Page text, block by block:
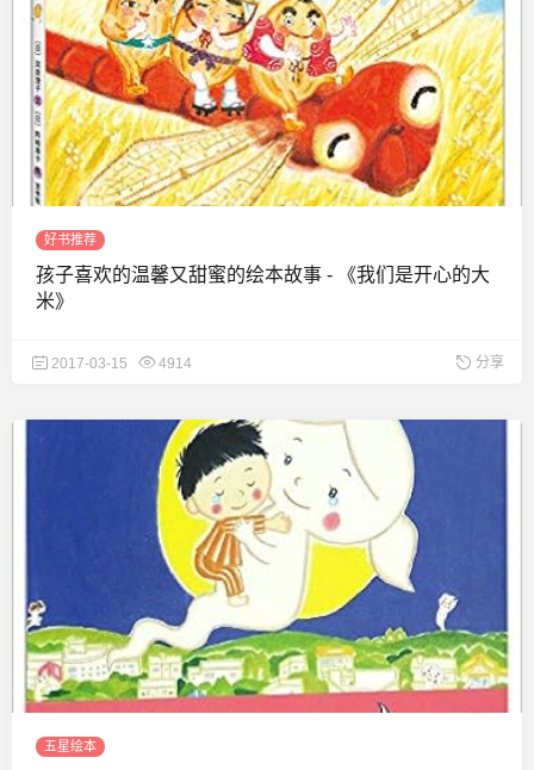
好书推荐
孩子喜欢的温馨又甜蜜的绘本故事 - 《我们是开心的大
米》
2017-03-15 4914 分享
五星绘本